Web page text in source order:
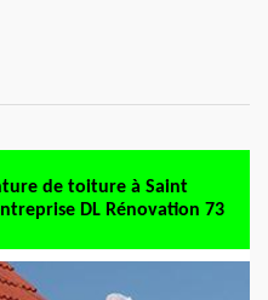
de toiture à Saint
DL Rénovation 73